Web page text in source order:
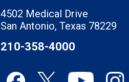
4502 Medical Drive
San Antonio, Texas 78229
210-358-4000